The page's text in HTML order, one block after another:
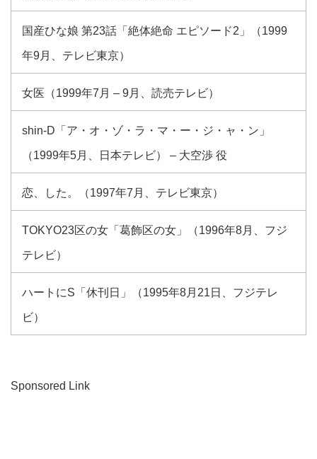
国産ひな娘 第23話「絶体絶命 エピソード2」（1999
年9月、テレビ東京）
女医（1999年7月 – 9月、読売テレビ）
shin-D「ア・オ・ゾ・ラ・マ・ー・ジ・ャ・ン」
（1999年5月、日本テレビ） – 大空渉 役
恋、した。（1997年7月、テレビ東京）
TOKYO23区の女「葛飾区の女」（1996年8月、フジ
テレビ）
ハートにS「休刊日」（1995年8月21日、フジテレ
ビ）
Sponsored Link